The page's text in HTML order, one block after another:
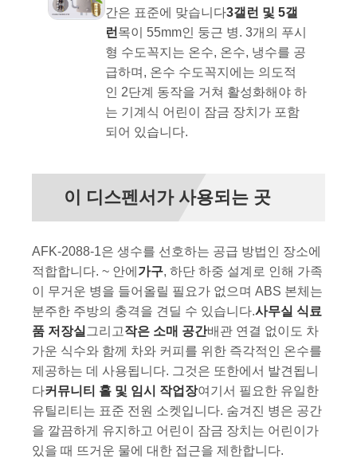
간은 표준에 맞습니다3갤런 및 5갤
런 목이 55mm인 둥근 병. 3개의 푸시
형 수도꼭지는 온수, 온수, 냉수를 공
급하며, 온수 수도꼭지에는 의도적
인 2단계 동작을 거쳐 활성화해야 하
는 기계식 어린이 잠금 장치가 포함
되어 있습니다.
이 디스펜서가 사용되는 곳
AFK-2088-1은 생수를 선호하는 공급 방법인 장소에
적합합니다. ~ 안에 가구, 하단 하중 설계로 인해 가족
이 무거운 병을 들어올릴 필요가 없으며 ABS 본체는
분주한 주방의 충격을 견딜 수 있습니다.사무실 식료
품 저장실 그리고작은 소매 공간배관 연결 없이도 차
가운 식수와 함께 차와 커피를 위한 즉각적인 온수를
제공하는 데 사용됩니다. 그것은 또한에서 발견됩니
다커뮤니티 홀 및 임시 작업장여기서 필요한 유일한
유틸리티는 표준 전원 소켓입니다. 숨겨진 병은 공간
을 깔끔하게 유지하고 어린이 잠금 장치는 어린이가
있을 때 뜨거운 물에 대한 접근을 제한합니다.